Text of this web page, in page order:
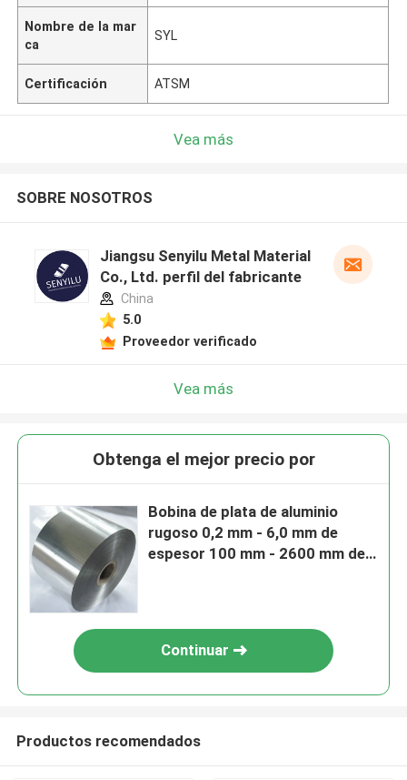
Nombre de la mar
ca
SYL
Certificación ATSM
Vea más
SOBRE NOSOTROS
Jiangsu Senyilu Metal Material
Co., Ltd. perfil del fabricante
China
5.0
Proveedor verificado
Vea más
Obtenga el mejor precio por
Bobina de plata de aluminio
rugoso 0,2 mm - 6,0 mm de
espesor 100 mm - 2600 mm de
Continuar
Productos recomendados